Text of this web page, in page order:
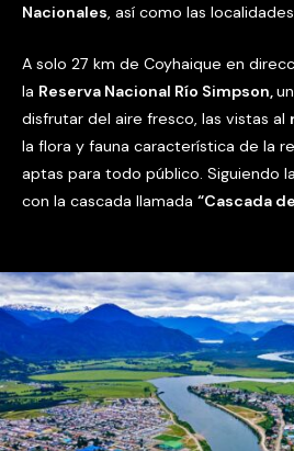
Nacionales , así como las
A solo 27 km de Coyhaique en
la Reserva Nacional Río Simpson,
disfrutar del aire fresco, las vistas al
la flora y fauna característica de la
aptas para todo público. Siguiendo
con la cascada llamada “Cascada